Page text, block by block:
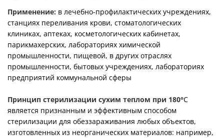
Применение: в лечебно-профилактических учреждениях,
станциях переливания крови, стоматологических
клиниках, аптеках, косметологических кабинетах,
парикмахерских, лабораториях химической
промышленности, пищевой, в других отраслях
промышленности, бытовых учреждениях, лабораториях
предприятий коммунальной сферы
Принцип стерилизации сухим теплом при 180°C
является признанным и эффективным способом
стерилизации для обеззараживания любых объектов,
изготовленных из неорганических материалов: например,